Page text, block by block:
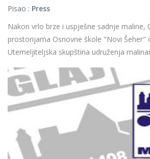
Pisao : Press
Nakon vrlo brze i uspješne sadnje maline,
prostorijama Osnovne škole "Novi Šeher"
Utemeljiteljska skupština udruženja
Više...